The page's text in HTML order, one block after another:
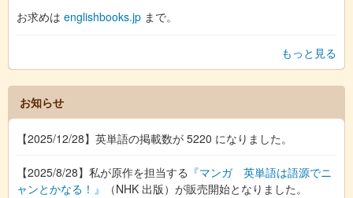
お求めは englishbooks.jp まで。
もっと見る
お知らせ
【2025/12/28】英単語の掲載数が 5220 になりました。
【2025/8/28】私が原作を担当する 『マンガ 英単語は語源でニ
ャンとかなる！』
（NHK 出版）が販売開始となりました。